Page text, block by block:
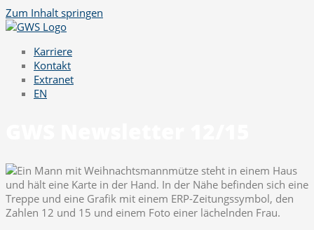
Zum Inhalt springen
Karriere
Kontakt
Extranet
EN